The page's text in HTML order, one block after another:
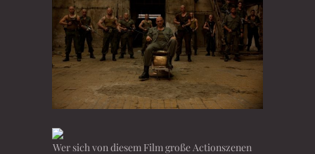
Wer sich von diesem Film große Actionszenen